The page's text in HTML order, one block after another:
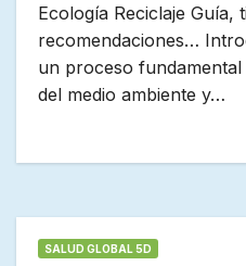
Ecología Reciclaje Guía,
recomendaciones…
un proceso
del medio ambiente y…
SALUD GLOBAL 5D